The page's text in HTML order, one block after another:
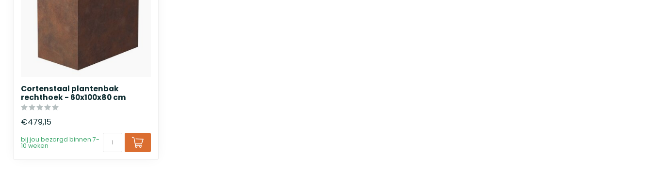
Cortenstaal plantenbak
rechthoek - 60x100x80 cm
€479,15
bij jou bezorgd binnen 7-
10 weken